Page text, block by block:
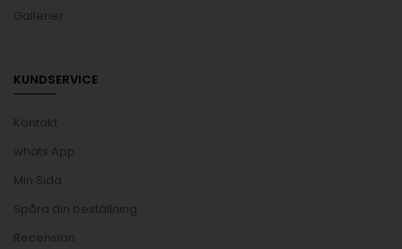
Gallerier
KUNDSERVICE
Kontakt
whats App
Min Sida
Spåra din beställning
Recension